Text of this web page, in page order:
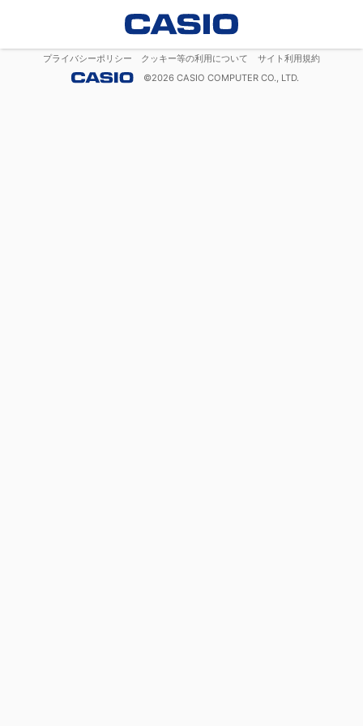
プライバシーポリシー クッキー等の利用について
サイト利用規約
©2026 CASIO COMPUTER CO., LTD.